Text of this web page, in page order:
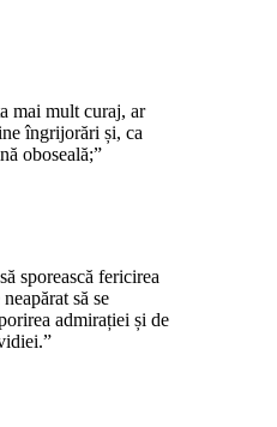
mai mult curaj, ar
îngrijorări și, ca
oboseală;”
sporească fericirea
să se
admirației și de